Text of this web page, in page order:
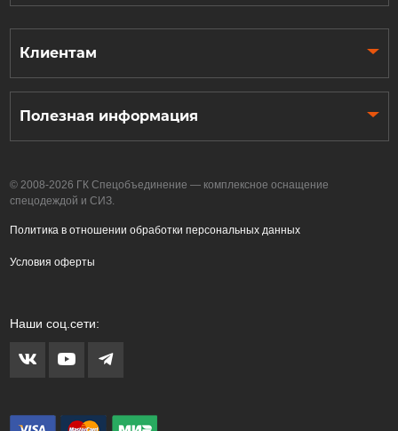
Клиентам
Полезная информация
© 2008-2026 ГК Спецобъединение — комплексное оснащение
спецодеждой и СИЗ.
Политика в отношении обработки персональных данных
Условия оферты
Наши соц.сети: